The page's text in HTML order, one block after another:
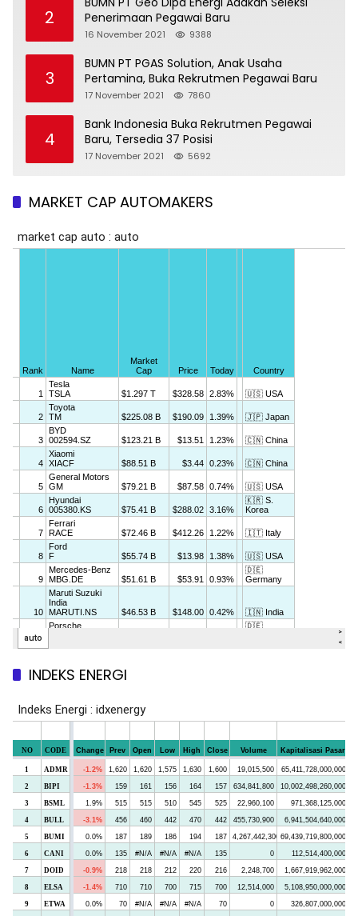
2
Penerimaan Pegawai Baru
16 November 2021 9388
3
BUMN PT PGAS Solution, Anak Usaha
Pertamina, Buka Rekrutmen Pegawai Baru
17 November 2021 7860
4
Bank Indonesia Buka Rekrutmen Pegawai
Baru, Tersedia 37 Posisi
17 November 2021 5692
MARKET CAP AUTOMAKERS
INDEKS ENERGI